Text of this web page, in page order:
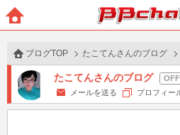
ブログTOP たこてんさんのブログ
たこてんさんのブログ
メールを送る プロフィー